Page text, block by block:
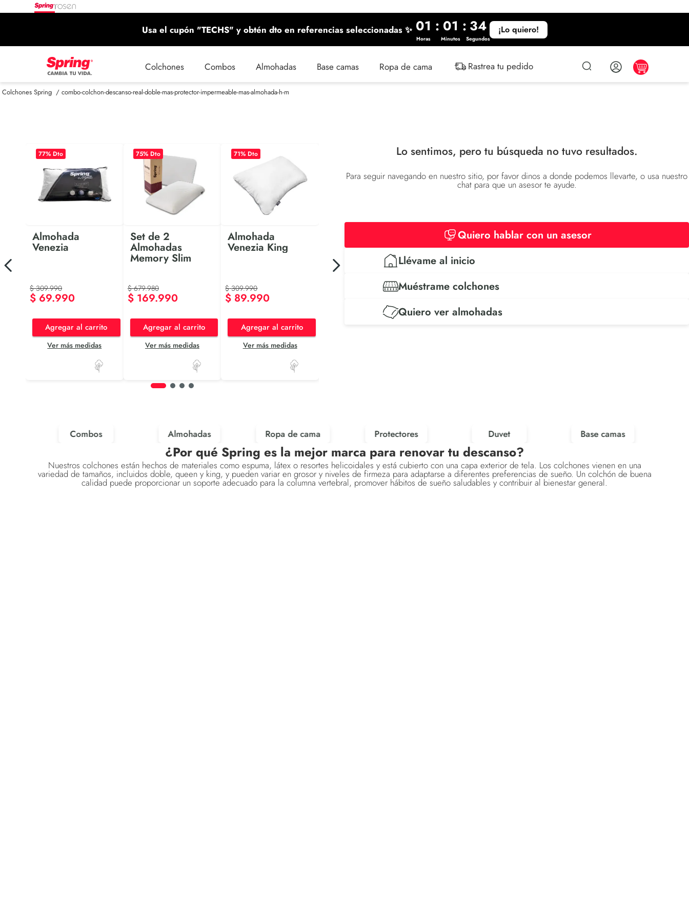
Usa el cupón "TECHS" y obtén dto en referencias seleccionadas ✨ 01
Horas
: 01
Minutos
: 34
Segundos
¡Lo quiero!
Colchones Combos Almohadas Base camas Ropa de cama Rastrea tu pedido
combo-colchon-descanso-real-doble-mas-protector-impermeable-mas-almohada-h-m
77% Dto
Almohada
Venezia
$ 309.990
$ 69.990
Agregar al carrito
Ver más medidas
75% Dto
Set de 2
Almohadas
Memory Slim
$ 679.980
$ 169.990
Agregar al carrito
Ver más medidas
71% Dto
Almohada
Venezia King
$ 309.990
$ 89.990
Agregar al carrito
Ver más medidas
Lo sentimos, pero tu búsqueda no tuvo resultados.
Para seguir navegando en nuestro sitio, por favor dinos a donde podemos llevarte, o usa nuestro
chat para que un asesor te ayude.
Quiero hablar con un asesor
Llévame al inicio
Muéstrame colchones
Quiero ver almohadas
Combos Almohadas Ropa de cama Protectores Duvet Base camas
¿Por qué Spring es la mejor marca para renovar tu descanso?
Nuestros colchones están hechos de materiales como espuma, látex o resortes helicoidales y está cubierto con una capa exterior de tela. Los colchones vienen en una
variedad de tamaños, incluidos doble, queen y king, y pueden variar en grosor y niveles de firmeza para adaptarse a diferentes preferencias de sueño. Un colchón de buena
calidad puede proporcionar un soporte adecuado para la columna vertebral, promover hábitos de sueño saludables y contribuir al bienestar general.